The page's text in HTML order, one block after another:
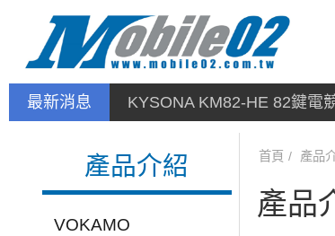
最新消息 KYSONA KM82-HE 82鍵電
產品介紹
VOKAMO
首頁 產品
產品